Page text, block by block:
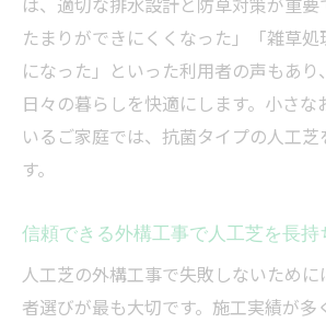
たまりができにくくなった」「雑草
になった」といった利用者の声もあ
日々の暮らしを快適にします。小さな
いるご家庭では、抗菌タイプの人工芝
す。
信頼できる外構工事で人工芝を長持
人工芝の外構工事で失敗しないため
者選びが最も大切です。施工実績が多